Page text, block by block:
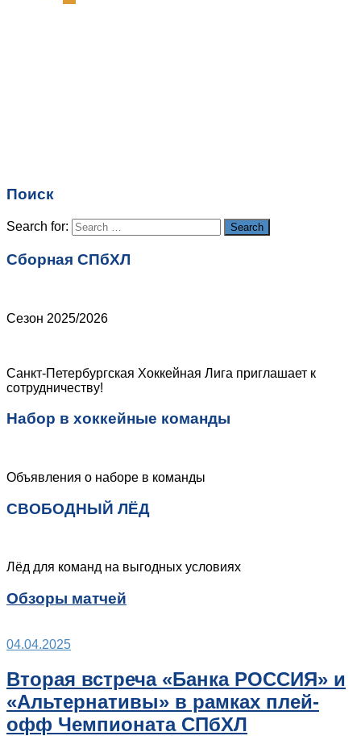
Поиск
Search for: Search
Сборная СПбХЛ
Сезон 2025/2026
Санкт-Петербургская Хоккейная Лига приглашает к
сотрудничеству!
Набор в хоккейные команды
Объявления о наборе в команды
СВОБОДНЫЙ ЛЁД
Лёд для команд на выгодных условиях
Обзоры матчей
04.04.2025
Вторая встреча «Банка РОССИЯ» и
«Альтернативы» в рамках плей-
офф Чемпионата СПбХЛ